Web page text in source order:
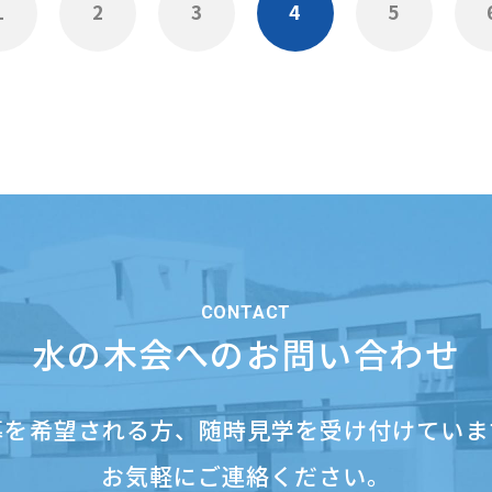
2 3 4 5
CONTACT
水の木会へのお問い合わせ
希望される方、 随時見学を受け付けてい
お気軽にご連絡ください。